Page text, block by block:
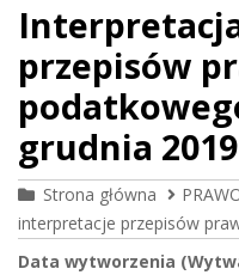
przepisów
grudnia
Strona główna
interpretacje przepisów
Data wytworzenia